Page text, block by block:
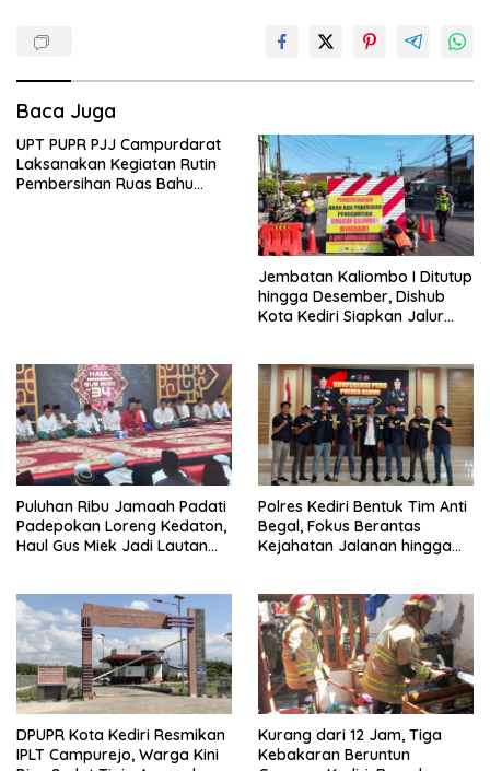
Baca Juga
UPT PUPR PJJ Campurdarat
Laksanakan Kegiatan Rutin
Pembersihan Ruas Bahu
Jembatan Kaliombo I Ditutup
hingga Desember, Dishub
Kota Kediri Siapkan Jalur
Puluhan Ribu Jamaah Padati
Padepokan Loreng Kedaton,
Haul Gus Miek Jadi Lautan
Polres Kediri Bentuk Tim Anti
Begal, Fokus Berantas
Kejahatan Jalanan hingga
DPUPR Kota Kediri Resmikan
IPLT Campurejo, Warga Kini
Kurang dari 12 Jam, Tiga
Kebakaran Beruntun